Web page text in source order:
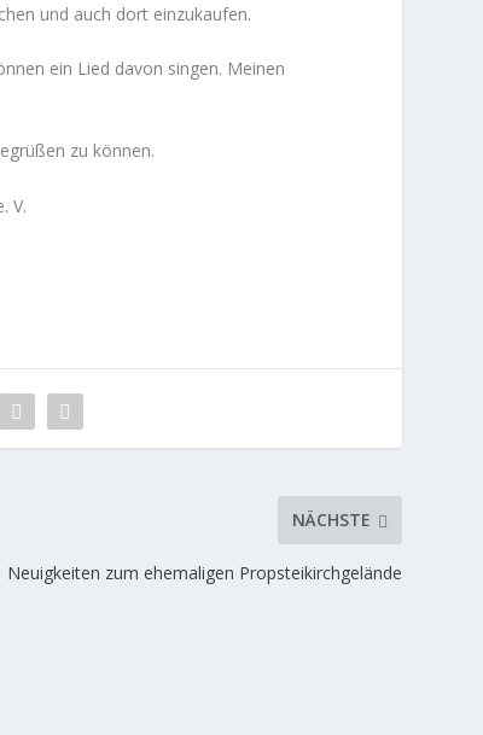
und auch dort einzukaufen.
ein Lied davon singen. Meinen
zu können.
V.
NÄCHSTE
Neuigkeiten zum ehemaligen Propsteikirchgelände